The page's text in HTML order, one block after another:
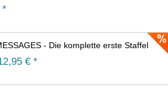
*
- Die komplette erste Staffel
€ *